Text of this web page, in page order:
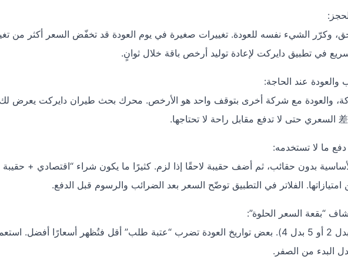
وكرّر الشيء نفسه للعودة. تغييرات صغيرة في يوم العودة قد تخفّض السعر أكثر من
في تطبيق دايركت لإعادة توليد أرخص باقة خلال ثوانٍ.
عند الحاجة:
والعودة مع شركة أخرى بتوقف واحد هو الأرخص. محرك بحث طيران دايركت يعرض
ما لا تستخدمه:
بدون حقائب، ثم أضف حقيبة لاحقًا إذا لزم. كثيرًا ما يكون شراء “اقتصادي + حقيبة
الفلاتر في التطبيق توضّح السعر بعد الضرائب والرسوم قبل الدفع.
“بقعة السعر الحلوة”:
غيّر مدة الإقامة يومًا واحدًا (مثلاً 3 بدل 2 أو 5 بدل 4). بعض تواريخ العودة تضرب “عتبة طلب” أقل فتُظهر أسعارًا أفضل.
البدء من الصفر.